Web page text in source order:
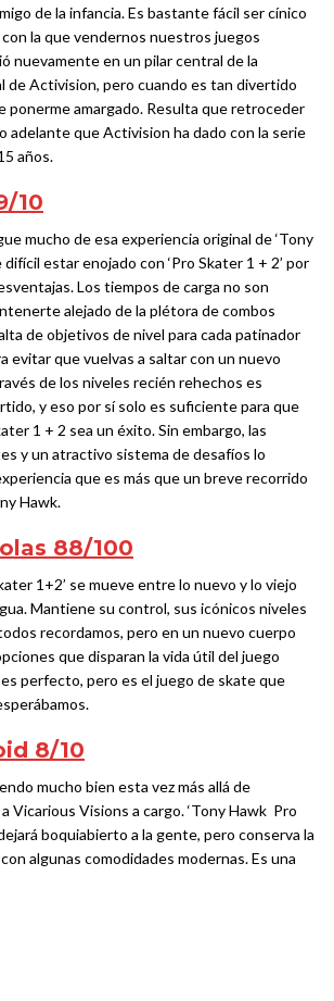
de la infancia. Es bastante fácil ser cínico
con la que vendernos nuestros juegos
nuevamente en un pilar central de la
de Activision, pero cuando es tan divertido
ponerme amargado. Resulta que retroceder
adelante que Activision ha dado con la serie
años.
10
mucho de esa experiencia original de ‘Tony
difícil estar enojado con ‘Pro Skater 1 + 2’ por
Los tiempos de carga no son
alejado de la plétora de combos
de objetivos de nivel para cada patinador
evitar que vuelvas a saltar con un nuevo
de los niveles recién rehechos es
y eso por sí solo es suficiente para que
1 + 2 sea un éxito. Sin embargo, las
y un atractivo sistema de desafíos lo
que es más que un breve recorrido
Hawk.
88/100
1+2’ se mueve entre lo nuevo y lo viejo
Mantiene su control, sus icónicos niveles
recordamos, pero en un nuevo cuerpo
que disparan la vida útil del juego
perfecto, pero es el juego de skate que
8/10
mucho bien esta vez más allá de
Vicarious Visions a cargo. ‘Tony Hawk Pro
boquiabierto a la gente, pero conserva la
algunas comodidades modernas. Es una